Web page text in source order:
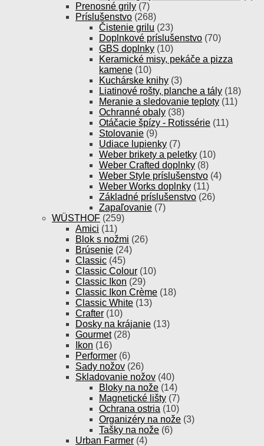
Prenosné grily (7)
Príslušenstvo (268)
Čistenie grilu (23)
Doplnkové príslušenstvo (70)
GBS doplnky (10)
Keramické misy, pekáče a pizza
kamene (10)
Kuchárske knihy (3)
Liatinové rošty, planche a tály (18)
Meranie a sledovanie teploty (11)
Ochranné obaly (38)
Otáčacie špízy - Rotissérie (11)
Stolovanie (9)
Udiace lupienky (7)
Weber brikety a peletky (10)
Weber Crafted doplnky (8)
Weber Style príslušenstvo (4)
Weber Works doplnky (11)
Základné príslušenstvo (26)
Zapaľovanie (7)
WÜSTHOF (259)
Amici (11)
Blok s nožmi (26)
Brúsenie (24)
Classic (45)
Classic Colour (10)
Classic Ikon (29)
Classic Ikon Crème (18)
Classic White (13)
Crafter (10)
Dosky na krájanie (13)
Gourmet (28)
Ikon (16)
Performer (6)
Sady nožov (26)
Skladovanie nožov (40)
Bloky na nože (14)
Magnetické lišty (7)
Ochrana ostria (10)
Organizéry na nože (3)
Tašky na nože (6)
Urban Farmer (4)